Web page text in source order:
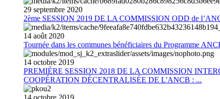
29 septembre 2020
2ème SESSION 2019 DE LA COMMISSION ODD de
14 août 2020
Tournée dans les communes bénéficiaires du Programme
14 octobre 2019
PREMIÈRE SESSION 2018 DE LA COMMISSION
COOPÉRATION DÉCENTRALISÉE DE L'ANCB : ...
14 octobre 2019